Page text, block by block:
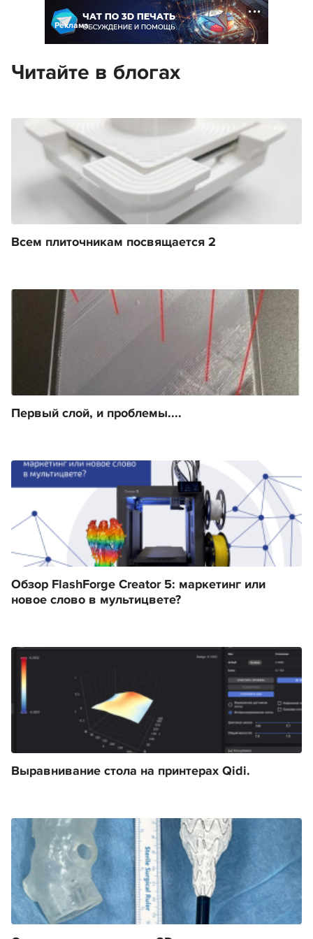
Реклама
Читайте в блогах
Всем плиточникам посвящается 2
Первый слой, и проблемы....
Обзор FlashForge Creator 5: маркетинг или
новое слово в мультицвете?
Выравнивание стола на принтерах Qidi.